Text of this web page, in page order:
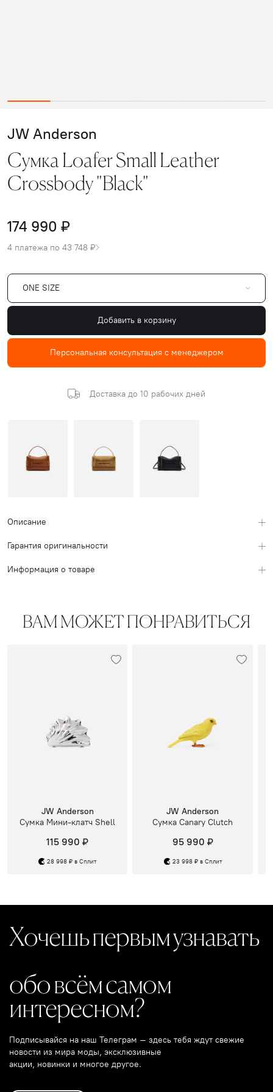
JW Anderson
Сумка Loafer Small Leather
Crossbody "Black"
174 990 ₽
4 платежа по 43 748 ₽
ONE SIZE
Добавить в корзину
Персональная консультация с менеджером
Доставка до 10 рабочих дней
Описание
Гарантия оригинальности
Информация о товаре
ВАМ МОЖЕТ ПОНРАВИТЬСЯ
JW Anderson
Сумка Мини-клатч Shell
115 990 ₽
28 998 ₽ в Сплит
JW Anderson
Сумка Canary Сlutch
95 990 ₽
23 998 ₽ в Сплит
Хочешь первым узнавать
обо всём самом
интересном?
Подписывайся на наш Телеграм – здесь тебя ждут свежие
новости из мира моды, эксклюзивные
акции, новинки и многое другое.